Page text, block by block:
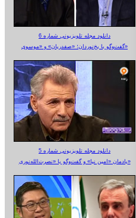
دانلود مجله تلویزیونی شماره 6
گفت‌وگو با یخ‌نوردان؛ «صفدریان» و «موسوی»
دانلود مجله تلویزیونی شماره 5
یادمان «امین نیا» و گفت‌وگو با «نصرت‌الله‌نوری»